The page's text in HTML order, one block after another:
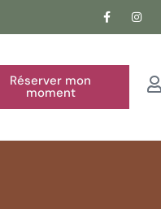
Réserver mon
moment